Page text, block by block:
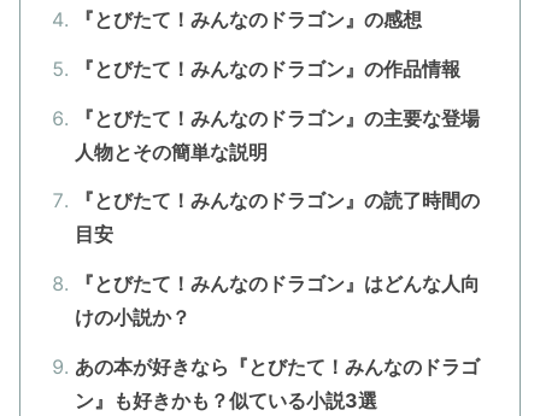
『とびたて！みんなのドラゴン』の感想
『とびたて！みんなのドラゴン』の作品情報
『とびたて！みんなのドラゴン』の主要な登場
人物とその簡単な説明
『とびたて！みんなのドラゴン』の読了時間の
目安
『とびたて！みんなのドラゴン』はどんな人向
けの小説か？
あの本が好きなら『とびたて！みんなのドラゴ
ン』も好きかも？似ている小説3選